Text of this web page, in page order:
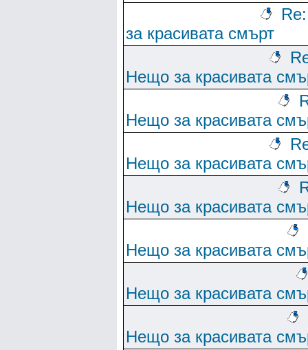
за красивата смърт
Нещо за красивата
Нещо за красивата
Нещо за красивата
Нещо за красивата
Нещо за красивата
Нещо за красивата
Нещо за красивата